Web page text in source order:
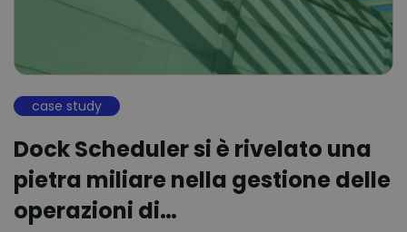
case study
Dock Scheduler si è rivelato una
pietra miliare nella gestione delle
operazioni di…